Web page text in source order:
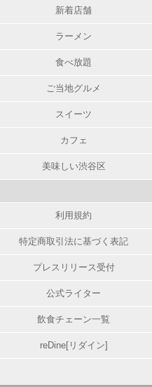
新着店舗
ラーメン
食べ放題
ご当地グルメ
スイーツ
カフェ
美味しい渋谷区
利用規約
特定商取引法に基づく表記
プレスリリース受付
公式ライター
飲食チェーン一覧
reDine[リダイン]